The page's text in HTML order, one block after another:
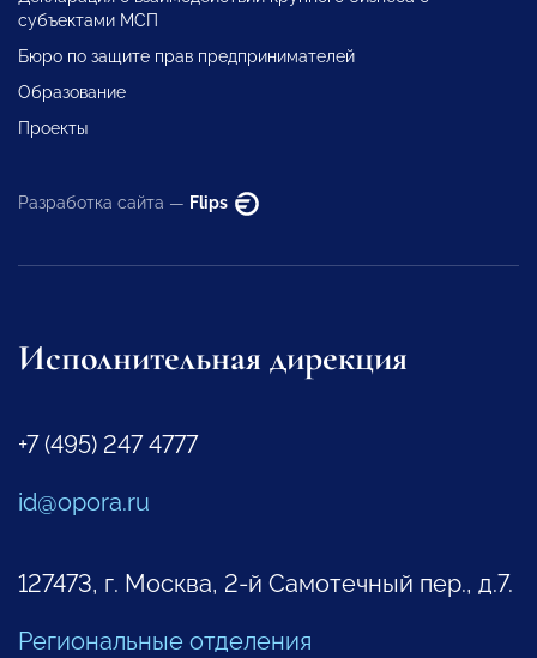
субъектами МСП
Бюро по защите прав предпринимателей
Образование
Проекты
Разработка сайта — Flips
Исполнительная дирекция
+7 (495) 247 4777
id@opora.ru
127473, г. Москва, 2-й Самотечный пер., д.7.
Региональные отделения